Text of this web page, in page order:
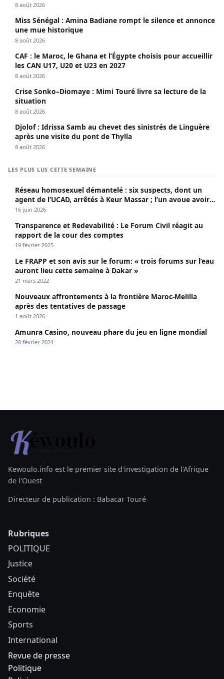
8 août 2026
Miss Sénégal : Amina Badiane rompt le silence et annonce
une mue historique
8 août 2026
CAF : le Maroc, le Ghana et l’Égypte choisis pour accueillir
les CAN U17, U20 et U23 en 2027
8 août 2026
Crise Sonko–Diomaye : Mimi Touré livre sa lecture de la
situation
8 août 2026
Djolof : Idrissa Samb au chevet des sinistrés de Linguère
après une visite du pont de Thylla
8 août 2026
LES PLUS LUS CETTE SEMAINE
Réseau homosexuel démantelé : six suspects, dont un
agent de l’UCAD, arrêtés à Keur Massar ; l’un avoue avoir
propagé le VIH depuis 2018
16 juin 2026
Transparence et Redevabilité : Le Forum Civil réagit au
rapport de la cour des comptes
19 février 2025
Le FRAPP et son avis sur le forum: « trois forums sur l’eau
auront lieu cette semaine à Dakar »
21 mars 2022
Nouveaux affrontements à la frontière Maroc-Melilla
après des tentatives de passage
1 août 2026
Amunra Casino, nouveau phare du jeu en ligne mondial
28 février 2024
Kewoulo.info est le premier site d'investigation de l'Afrique
de l'Ouest
Directeur de publication : Babacar Touré
Rubriques
POLITIQUE
Justice
Société
Enquête
Economie
Sports
International
Revue de presse
Politique